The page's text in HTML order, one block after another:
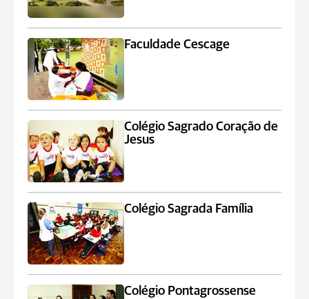
Faculdade Cescage
Colégio Sagrado Coração de
Jesus
Colégio Sagrada Família
Colégio Pontagrossense